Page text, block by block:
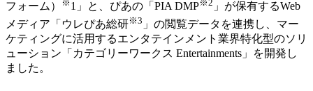
フォーム）
※ 1」と、ぴあの「PIA DMP※2 」が保有するWeb
メディア「ウレぴあ総研※3 」の閲覧データを連携し、マー
ケティングに活用するエンタテインメント業界特化型のソリ
ューション「カテゴリーワークス Entertainments」を開発し
ました。